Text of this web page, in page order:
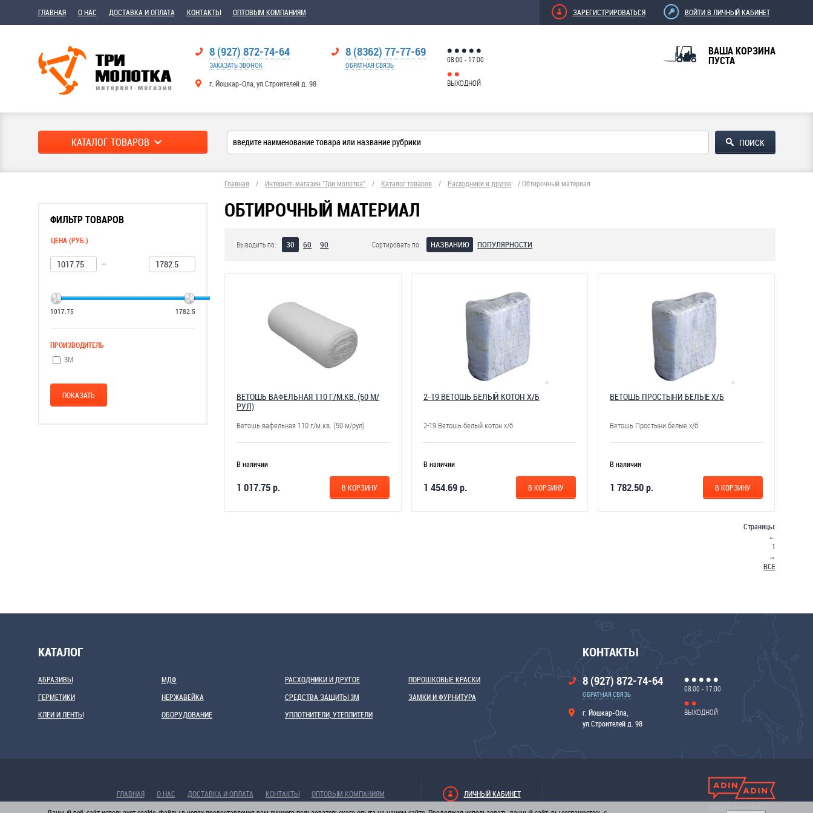
ГЛАВНАЯ О НАС ДОСТАВКА И ОПЛАТА КОНТАКТЫ ОПТОВЫМ КОМПАНИЯМ ЗАРЕГИСТРИРОВАТЬСЯ ВОЙТИ В ЛИЧНЫЙ КАБИНЕТ
8 (927) 872-74-64
ЗАКАЗАТЬ ЗВОНОК
г. Йошкар-Ола, ул.Строителей д. 98
8 (8362) 77-77-69
ОБРАТНАЯ СВЯЗЬ
08:00 - 17:00
ВЫХОДНОЙ
ВАША КОРЗИНА
ПУСТА
КАТАЛОГ ТОВАРОВ
ФИЛЬТР ТОВАРОВ
ЦЕНА (РУБ.)
—
1017.75 1782.5
ПРОИЗВОДИТЕЛЬ
3М
Главная / Интернет-магазин "Три молотка" / Каталог товаров / Расходники и другое /Обтирочный материал
ОБТИРОЧНЫЙ МАТЕРИАЛ
Выводить по: 30 60 90 Сортировать по: НАЗВАНИЮ ПОПУЛЯРНОСТИ
ВЕТОШЬ ВАФЕЛЬНАЯ 110 Г/М.КВ. (50 М/
РУЛ)
Ветошь вафельная 110 г/м.кв. (50 м/рул)
В наличии
1 017.75 р. В КОРЗИНУ
2-19 ВЕТОШЬ БЕЛЫЙ КОТОН Х/Б
2-19 Ветошь белый котон х/б
В наличии
1 454.69 р. В КОРЗИНУ
ВЕТОШЬ ПРОСТЫНИ БЕЛЫЕ Х/Б
Ветошь Простыни белые х/б
В наличии
1 782.50 р. В КОРЗИНУ
Страницы:
←
1
→
ВСЕ
КАТАЛОГ
АБРАЗИВЫ
ГЕРМЕТИКИ
КЛЕИ И ЛЕНТЫ
МДФ
НЕРЖАВЕЙКА
ОБОРУДОВАНИЕ
РАСХОДНИКИ И ДРУГОЕ
СРЕДСТВА ЗАЩИТЫ 3М
УПЛОТНИТЕЛИ, УТЕПЛИТЕЛИ
ПОРОШКОВЫЕ КРАСКИ
ЗАМКИ И ФУРНИТУРА
КОНТАКТЫ
8 (927) 872-74-64
ОБРАТНАЯ СВЯЗЬ
г. Йошкар-Ола,
ул.Строителей д. 98
08:00 - 17:00
ВЫХОДНОЙ
ГЛАВНАЯ О НАС ДОСТАВКА И ОПЛАТА КОНТАКТЫ ОПТОВЫМ КОМПАНИЯМ ЛИЧНЫЙ КАБИНЕТ